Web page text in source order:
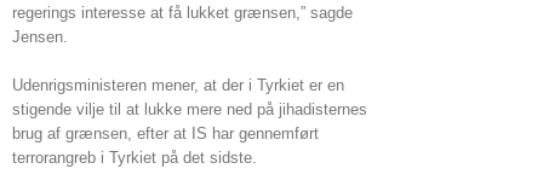
regerings interesse at få lukket grænsen,” sagde
Jensen.
Udenrigsministeren mener, at der i Tyrkiet er en
stigende vilje til at lukke mere ned på jihadisternes
brug af grænsen, efter at IS har gennemført
terrorangreb i Tyrkiet på det sidste.